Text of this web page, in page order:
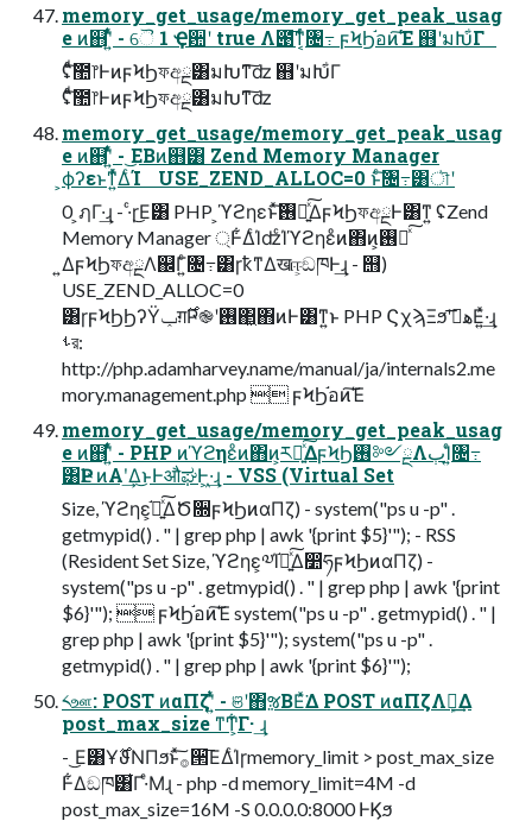
memory_get_usage/memory_get_peak_usag
e ͷ஋ʹ͍ͭͯ - ୈ 1 Ҿ਺ʹ true Λ౉͞ͳ͔ͬͨ৔߹ ϝϞϦ֬อͷ͘͠Έ ஋ʹมԽ͋Γ
ʢͨͩ͠಺෦ͰͷϝϞϦফඅྔ͸มԽͳ͠ʣ ஋ʹมԽ͋Γ
ʢͨͩ͠಺෦ͰͷϝϞϦফඅྔ͸มԽͳ͠ʣ
memory_get_usage/memory_get_peak_usag
e ͷ஋ʹ͍ͭͯ - ͜ΕΒͷ஋͸ Zend Memory Manager
͕ϕʔεͱͳ͍ͬͯΔͨΊ USE_ZEND_ALLOC=0 ͱͨ͠৔߹͸ৗʹ
0 ͕ฦΓ·͢ɻ - ·ͨɼ͜Ε͸ PHP ͕ϓϩηεͱͯ͠࢖༻͍ͯ͠ΔϝϞϦফඅྔͰ͸ͳ͍ ʢZend
Memory Manager ্Ͱ͋ΔͨΊʣͨΊϓϩηεͦͷ΋ͷ͕࢖༻ͯ͠
͍ΔϝϞϦফඅྔΛ஌Γ͍ͨ৔߹͸ɼҟͳΔखஈ͕ඞཁͰ͢ɻ - ஫)
USE_ZEND_ALLOC=0
͸ɼϝϞϦϦʔΫݕग़࣌Ҏ֎ʹ࢖͏΂͖΋ͷͰ͸ͳ͍ͱ PHP ϚχϡΞϧʹهࡌ͞Ε͍ͯ·͢ɻ
ࢀর:
http://php.adamharvey.name/manual/ja/internals2.me
mory.management.php  ϝϞϦ֬อͷ͘͠Έ
memory_get_usage/memory_get_peak_usag
e ͷ஋ʹ͍ͭͯ - PHP ͷϓϩηεͦͷ΋ͷ͕ར༻͍ͯ͠ΔϝϞϦ࢖༻ྔΛٻΊ͍ͨ৔߹
͸ҎԼ ͷΑ͏ʹ͢Δ͜ͱͰऔಘͰ͖·͢ɻ - VSS (Virtual Set
Size, ϓϩηε͕֬อ͍ͯ͠ΔԾ૝ϝϞϦͷαΠζ) - system("ps u -p" .
getmypid() . " | grep php | awk '{print $5}'"); - RSS
(Resident Set Size, ϓϩηε͕༧Ί֬อ͍ͯ͠Δ෺ཧϝϞϦͷαΠζ) -
system("ps u -p" . getmypid() . " | grep php | awk '{print
$6}'");  ϝϞϦ֬อͷ͘͠Έ system("ps u -p" . getmypid() . " |
grep php | awk '{print $5}'"); system("ps u -p" .
getmypid() . " | grep php | awk '{print $6}'");
༨ஊ: POST ͷαΠζʹ͍ͭͯ - ଞʹ΋ૹΒΕͯ͘Δ POST ͷαΠζΛܾఆ͢Δ
post_max_size ͳͲ͕͋Γ· ͢ɻ
- ͜Ε͸Ұ࣌ϑΝΠϧͱͯ͠࡞੒͞ΕΔͨΊɼmemory_limit > post_max_size
Ͱ͋Δඞཁ͸͋Γ·ͤΜɻ - php -d memory_limit=4M -d
post_max_size=16M -S 0.0.0.0:8000 ͰϏϧ